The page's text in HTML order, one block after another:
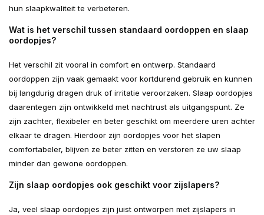
hun slaapkwaliteit te verbeteren.
Wat is het verschil tussen standaard oordoppen en slaap
oordopjes?
Het verschil zit vooral in comfort en ontwerp. Standaard
oordoppen zijn vaak gemaakt voor kortdurend gebruik en kunnen
bij langdurig dragen druk of irritatie veroorzaken. Slaap oordopjes
daarentegen zijn ontwikkeld met nachtrust als uitgangspunt. Ze
zijn zachter, flexibeler en beter geschikt om meerdere uren achter
elkaar te dragen. Hierdoor zijn oordopjes voor het slapen
comfortabeler, blijven ze beter zitten en verstoren ze uw slaap
minder dan gewone oordoppen.
Zijn slaap oordopjes ook geschikt voor zijslapers?
Ja, veel slaap oordopjes zijn juist ontworpen met zijslapers in